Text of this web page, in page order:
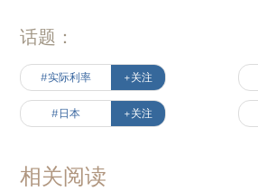
话题：
#实际利率 +关注
#日本 +关注
相关阅读